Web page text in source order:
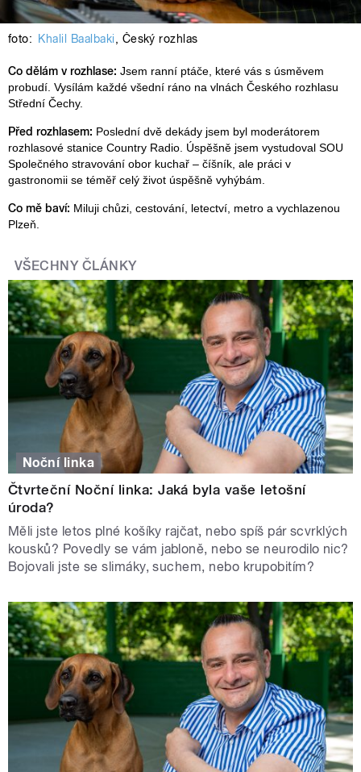
foto: Khalil Baalbaki, Český rozhlas
Co dělám v rozhlase: Jsem ranní ptáče, které vás s úsměvem
probudí. Vysílám každé všední ráno na vlnách Českého rozhlasu
Střední Čechy.
Před rozhlasem: Poslední dvě dekády jsem byl moderátorem
rozhlasové stanice Country Radio. Úspěšně jsem vystudoval SOU
Společného stravování obor kuchař – číšník, ale práci v
gastronomii se téměř celý život úspěšně vyhýbám.
Co mě baví: Miluji chůzi, cestování, letectví, metro a vychlazenou
Plzeň.
VŠECHNY ČLÁNKY
Noční linka
Čtvrteční Noční linka: Jaká byla vaše letošní
úroda?
Měli jste letos plné košíky rajčat, nebo spíš pár scvrklých
kousků? Povedly se vám jabloně, nebo se neurodilo nic?
Bojovali jste se slimáky, suchem, nebo krupobitím?